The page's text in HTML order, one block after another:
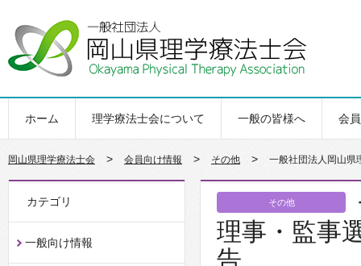
ホーム 理学療法士会について 一般の皆様へ 会
岡山県理学療法士会 > 会員向け情報 > その他 > 一般社団法人岡山
カテゴリ
一般向け情報
その他
理事・監事
告